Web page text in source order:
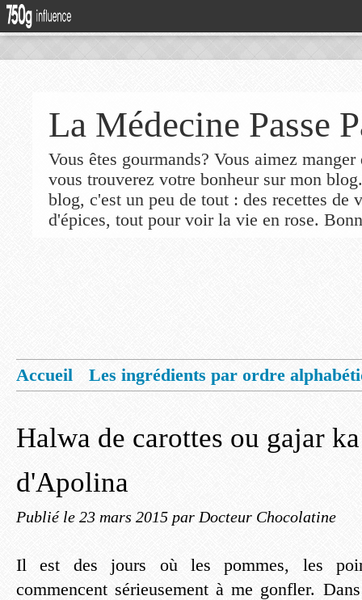
La Médecine Passe
Vous êtes gourmands? Vous aimez
vous trouverez votre bonheur sur mon
blog, c'est un peu de tout : des recettes de
d'épices, tout pour voir la vie en rose.
Accueil
Les ingrédients par ordre
Halwa de carottes ou gajar
d'Apolina
Publié le 23 mars 2015 par Docteur Chocolatine
Il est des jours où les pommes, les
commencent sérieusement à me gonfler.